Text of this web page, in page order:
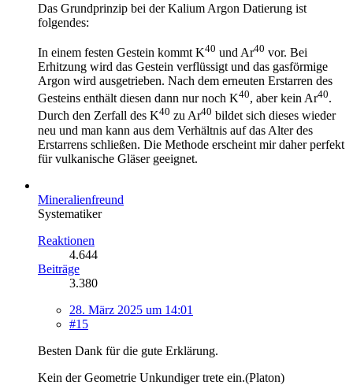
Das Grundprinzip bei der Kalium Argon Datierung ist
folgendes:
In einem festen Gestein kommt K40 und Ar40 vor. Bei
Erhitzung wird das Gestein verflüssigt und das gasförmige
Argon wird ausgetrieben. Nach dem erneuten Erstarren des
Gesteins enthält diesen dann nur noch K40, aber kein Ar40.
Durch den Zerfall des K40 zu Ar40 bildet sich dieses wieder
neu und man kann aus dem Verhältnis auf das Alter des
Erstarrens schließen. Die Methode erscheint mir daher perfekt
für vulkanische Gläser geeignet.
Mineralienfreund
Systematiker
Reaktionen
4.644
Beiträge
3.380
28. März 2025 um 14:01
#15
Besten Dank für die gute Erklärung.
Kein der Geometrie Unkundiger trete ein.(Platon)